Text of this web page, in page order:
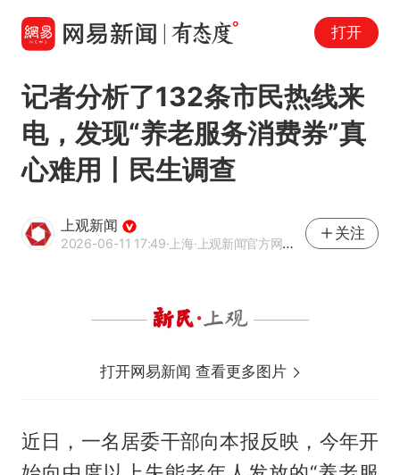
打开
记者分析了132条市民热线来
电，发现“养老服务消费券”真
心难用丨民生调查
上观新闻
2026-06-11 17:49·上海·上观新闻官方网易号
关注
打开网易新闻 查看更多图片
近日，一名居委干部向本报反映，今年开